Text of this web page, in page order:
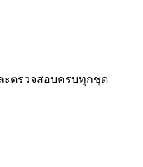
ะตรวจสอบครบทุกชุด